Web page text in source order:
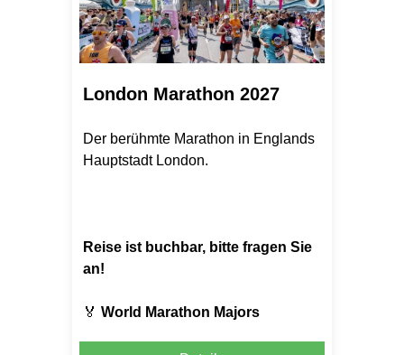
London Marathon 2027
Der berühmte Marathon in Englands
Hauptstadt London.
Reise ist buchbar, bitte fragen Sie
an!
🏅 World Marathon Majors